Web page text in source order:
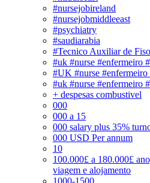
#nursejobireland
#nursejobmiddleeast
#psychiatry
#saudiarabia
#Tecnico Auxiliar de
#uk #nurse #enfermeiro
#UK #nurse
#uk #nurse #enfermeiro
+ despesas combustivel
000
000 a 15
000 salary plus 35%
000 USD Per annum
10
100.000£ a 180.000£
viagem e alojamento
1000-1500